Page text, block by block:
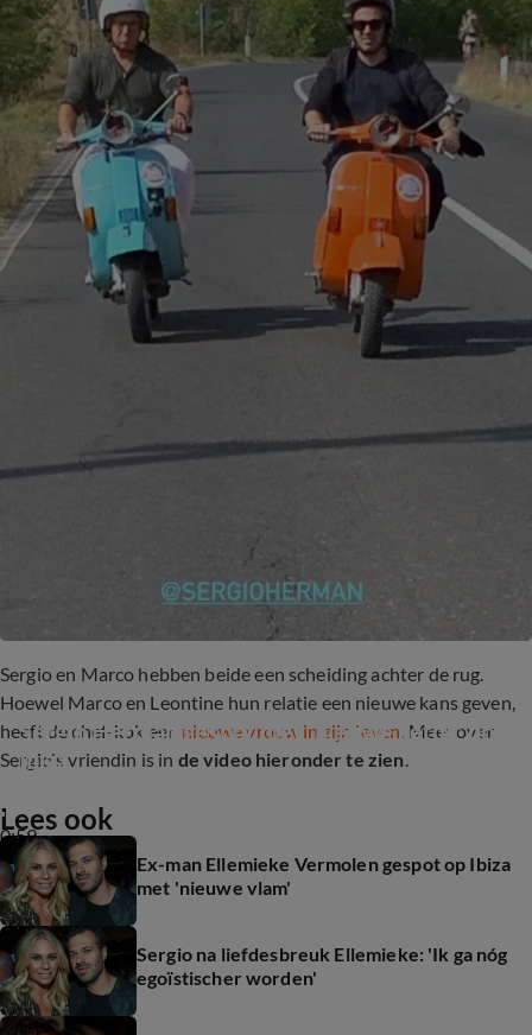
Sergio en Marco hebben beide een scheiding achter de rug.
Hoewel Marco en Leontine hun relatie een nieuwe kans geven,
heeft de chef-kok een nieuwe vrouw in zijn leven. Meer over
Sergio's vriendin is in de video hieronder te zien.
0:59
Sergio Herman gespot met 'nieuwe liefde' op
Ibiza
Lees ook
Ex-man Ellemieke Vermolen gespot op Ibiza
met 'nieuwe vlam'
Sergio na liefdesbreuk Ellemieke: 'Ik ga nóg
egoïstischer worden'